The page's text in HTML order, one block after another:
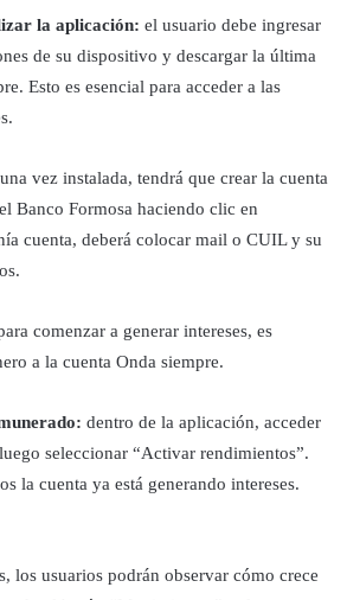
la aplicación: el usuario debe ingresar
de su dispositivo y descargar la última
Esto es esencial para acceder a las
una vez instalada, tendrá que crear la cuenta
Banco Formosa haciendo clic en
cuenta, deberá colocar mail o CUIL y su
comenzar a generar intereses, es
a la cuenta Onda siempre.
dentro de la aplicación, acceder
seleccionar “Activar rendimientos”.
la cuenta ya está generando intereses.
los usuarios podrán observar cómo crece